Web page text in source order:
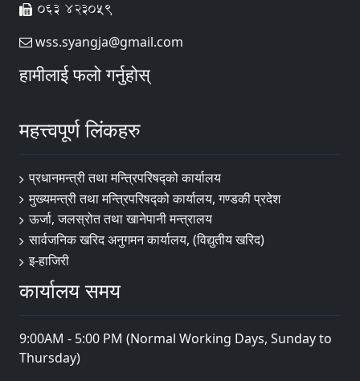
063 423059
wss.syangja@gmail.com
हामीलाई फलो गर्नुहोस्
महत्त्वपूर्ण लिंकहरु
प्रधानमन्त्री तथा मन्त्रिपरिषद्को कार्यालय
मुख्यमन्त्री तथा मन्त्रिपरिषद्को कार्यालय, गण्डकी प्रदेश
ऊर्जा, जलस्रोत तथा खानेपानी मन्त्रालय
सार्वजनिक खरिद अनुगमन कार्यालय, (विद्युतीय खरिद)
इ-हाजिरी
कार्यालय समय
9:00AM - 5:00 PM (Normal Working Days, Sunday to
Thursday)